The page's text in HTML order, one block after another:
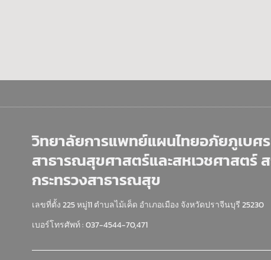
วิทยาลัยการแพทย์แผนไทยอภัยภูเบศ
สาธารณสุขศาสตร์และสหเวชศาสตร์
กระทรวงสาธารณสุข
เลขที่ตั้ง 225 หมู่11 ตำบลไม้เค็ด อำเภอเมือง จังหวัดปราจีนบุรี 25230
เบอร์โทรศัพท์ : 037-4544-70,471